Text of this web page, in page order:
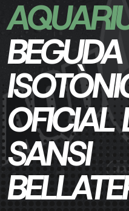
BEGUDA
OFICIAL
SANSI